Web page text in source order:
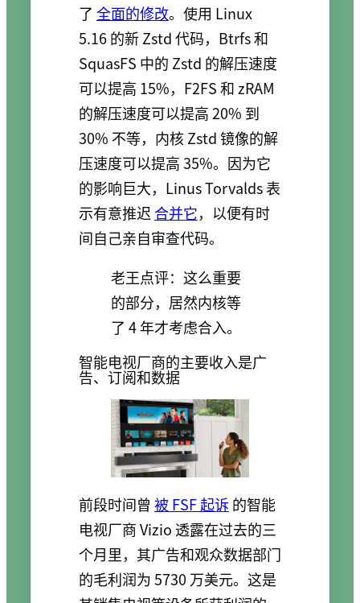
了 全面的修改。使用 Linux
5.16 的新 Zstd 代码，Btrfs 和
SquasFS 中的 Zstd 的解压速度
可以提高 15%，F2FS 和 zRAM
的解压速度可以提高 20% 到
30% 不等，内核 Zstd 镜像的解
压速度可以提高 35%。因为它
的影响巨大，Linus Torvalds 表
示有意推迟 合并它，以便有时
间自己亲自审查代码。
老王点评：这么重要
的部分，居然内核等
了 4 年才考虑合入。
智能电视厂商的主要收入是广
告、订阅和数据
前段时间曾 被 FSF 起诉的智能
电视厂商 Vizio 透露在过去的三
个月里，其广告和观众数据部门
的毛利润为 5730 万美元。这是